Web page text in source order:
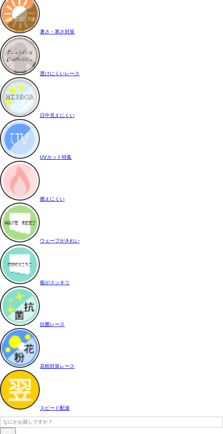
暑さ・寒さ対策
透けにくいレース
日中見えにくい
UVカット特集
燃えにくい
ウェーブがきれい
裾がスッキリ
抗菌レース
花粉対策レース
スピード配達